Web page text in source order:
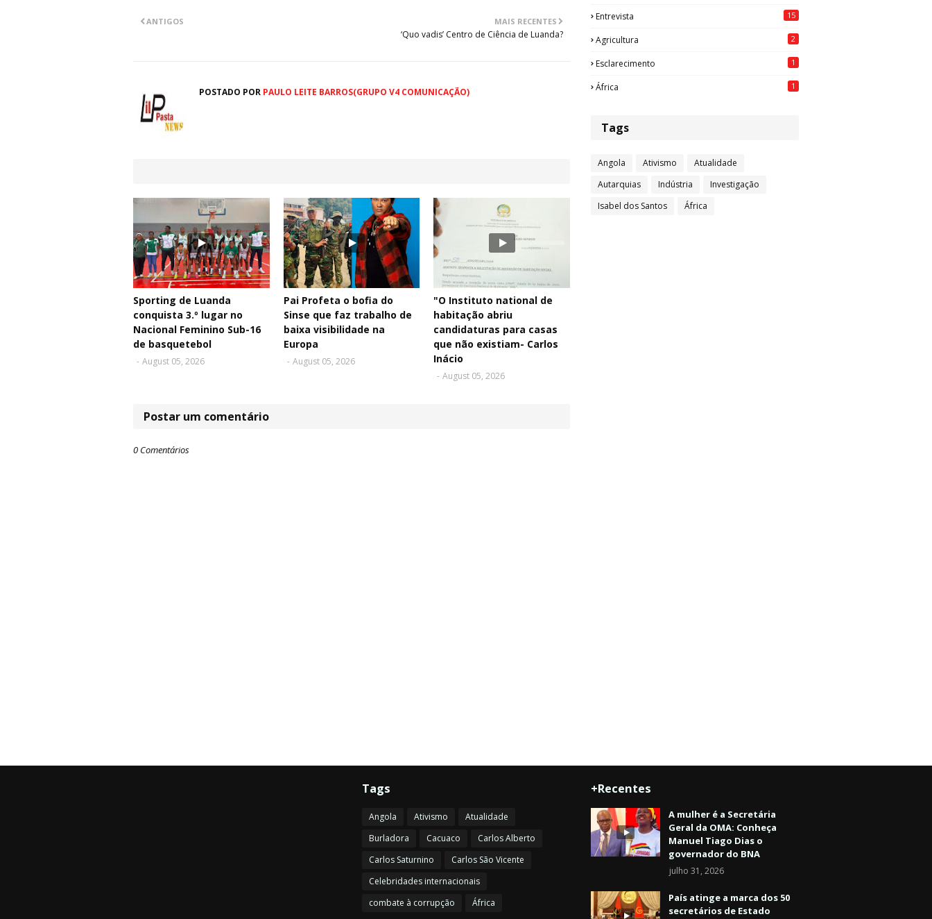
MAIS RECENTES
‘Quo vadis’ Centro de Ciência de Luanda?
ANTIGOS
POSTADO POR PAULO LEITE BARROS(GRUPO V4 COMUNICAÇÃO)
Sporting de Luanda
conquista 3.º lugar no
Nacional Feminino Sub-16
de basquetebol
- August 05, 2026
Pai Profeta o bofia do
Sinse que faz trabalho de
baixa visibilidade na
Europa
- August 05, 2026
"O Instituto national de
habitação abriu
candidaturas para casas
que não existiam- Carlos
Inácio
- August 05, 2026
Postar um comentário
0 Comentários
Entrevista 15
Agricultura 2
Esclarecimento 1
África 1
Tags
Angola Ativismo
Atualidade
Autarquias
Indústria
Investigação
Isabel dos Santos
África
Tags
Angola Ativismo
Atualidade
Burladora
Cacuaco
Carlos Alberto
Carlos Saturnino
Carlos São Vicente
Celebridades internacionais
combate à corrupção
África
+Recentes
A mulher é a Secretária
Geral da OMA: Conheça
Manuel Tiago Dias o
governador do BNA
julho 31, 2026
País atinge a marca dos 50
secretários de Estado